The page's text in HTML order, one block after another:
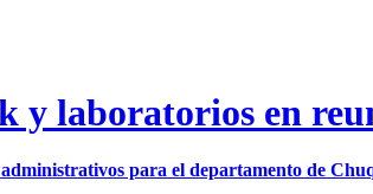
y laboratorios en
para el departamento de